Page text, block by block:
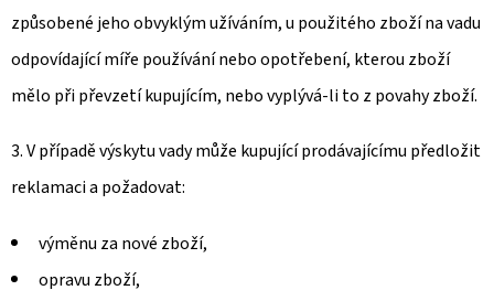
způsobené jeho obvyklým užíváním, u použitého zboží na vadu
odpovídající míře používání nebo opotřebení, kterou zboží
mělo při převzetí kupujícím, nebo vyplývá-li to z povahy zboží.
3. V případě výskytu vady může kupující prodávajícímu předložit
reklamaci a požadovat:
výměnu za nové zboží,
opravu zboží,